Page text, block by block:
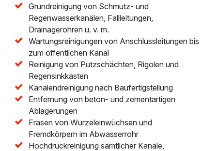
Grundreinigung von Schmutz- und
Regenwasserkanälen, Fallleitungen,
Drainagerohren u. v. m.
Wartungsreinigungen von Anschlussleitungen bis
zum öffentlichen Kanal
Reinigung von Putzschächten, Rigolen und
Regensinkkästen
Kanalendreinigung nach Baufertigstellung
Entfernung von beton- und zementartigen
Ablagerungen
Fräsen von Wurzeleinwüchsen und
Fremdkörpern im Abwasserrohr
Hochdruckreinigung sämtlicher Kanäle,